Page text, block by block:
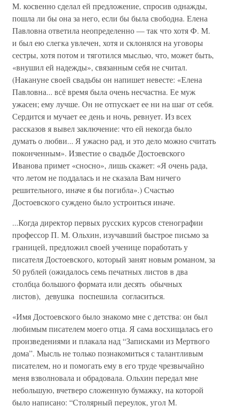
М. косвенно сделал ей предложение, спросив однажды,
пошла ли бы она за него, если бы была свободна. Елена
Павловна ответила неопределенно — так что хотя Ф. М.
и был ею слегка увлечен, хотя и склонялся на уговоры
сестры, хотя потом и тяготился мыслью, что, может быть,
«внушил ей надежды», связанным себя не считал.
(Накануне своей свадьбы он напишет невесте: «Елена
Павловна... всё время была очень несчастна. Ее муж
ужасен; ему лучше. Он не отпускает ее ни на шаг от себя.
Сердится и мучает ее день и ночь, ревнует. Из всех
рассказов я вывел заключение: что ей некогда было
думать о любви... Я ужасно рад, и это дело можно считать
поконченным». Известие о свадьбе Достоевского
Иванова примет «сносно», лишь скажет: «Я очень рада,
что летом не поддалась и не сказала Вам ничего
решительного, иначе я бы погибла».) Счастью
Достоевского суждено было устроиться иначе.
...Когда директор первых русских курсов стенографии
профессор П. М. Ольхин, изучавший быстрое письмо за
границей, предложил своей ученице поработать у
писателя Достоевского, который занят новым романом, за
50 рублей (ожидалось семь печатных листов в два
столбца большого формата или десять обычных
листов), девушка поспешила согласиться.
«Имя Достоевского было знакомо мне с детства: он был
любимым писателем моего отца. Я сама восхищалась его
произведениями и плакала над “Записками из Мертвого
дома”. Мысль не только познакомиться с талантливым
писателем, но и помогать ему в его труде чрезвычайно
меня взволновала и обрадовала. Ольхин передал мне
небольшую, вчетверо сложенную бумажку, на которой
было написано: “Столярный переулок, угол М.